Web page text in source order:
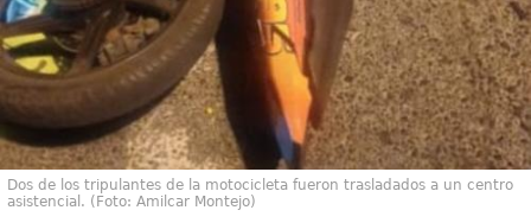
Dos de los tripulantes de la motocicleta fueron trasladados a un centro
asistencial. (Foto: Amilcar Montejo)